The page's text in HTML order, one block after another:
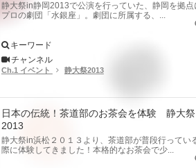
静大祭in静岡2013で公演を行っていた、静岡を拠点
プロの劇団「水銀座」。劇団に所属する、...
キーワード
チャンネル
Ch.1 イベント 静大祭2013
日本の伝統！茶道部のお茶会を体験 静大
2013
静大祭in浜松２０１３より、茶道部が普段行ってい
際に体験してきました！本格的なお茶会で少...